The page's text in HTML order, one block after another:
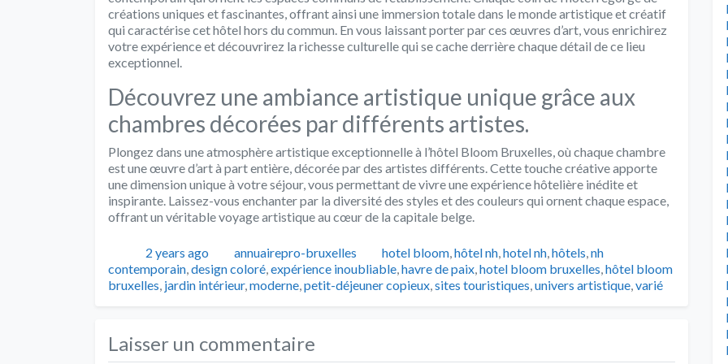
créations uniques et fascinantes, offrant ainsi une immersion totale dans le monde artistique et créatif
qui caractérise cet hôtel hors du commun. En vous laissant porter par ces œuvres d’art, vous enrichirez
votre expérience et découvrirez la richesse culturelle qui se cache derrière chaque détail de ce lieu
exceptionnel.
Découvrez une ambiance artistique unique grâce aux
chambres décorées par différents artistes.
Plongez dans une atmosphère artistique exceptionnelle à l’hôtel Bloom Bruxelles, où chaque chambre
est une œuvre d’art à part entière, décorée par des artistes différents. Cette touche créative apporte
une dimension unique à votre séjour, vous permettant de vivre une expérience hôtelière inédite et
inspirante. Laissez-vous enchanter par la diversité des styles et des couleurs qui ornent chaque espace,
offrant un véritable voyage artistique au cœur de la capitale belge.
Publié2 years ago Auteur
annuairepro-bruxelles Catégories
hotel bloom,hôtel nh,hotel nh,hôtels,nh
contemporain,design coloré,expérience inoubliable,havre de paix,hotel bloom bruxelles,hôtel bloom
bruxelles, jardin intérieur,moderne,petit-déjeuner copieux,sites touristiques,univers artistique,varié
Laisser un commentaire